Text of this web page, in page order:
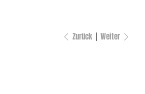
Zurück Weiter